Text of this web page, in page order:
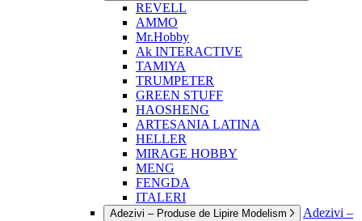
REVELL
AMMO
Mr.Hobby
Ak INTERACTIVE
TAMIYA
TRUMPETER
GREEN STUFF
HAOSHENG
ARTESANIA LATINA
HELLER
MIRAGE HOBBY
MENG
FENGDA
ITALERI
Adezivi – Produse de Lipire Modelism
Adezivi –